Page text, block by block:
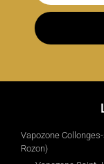
Vapozone
Rozon)